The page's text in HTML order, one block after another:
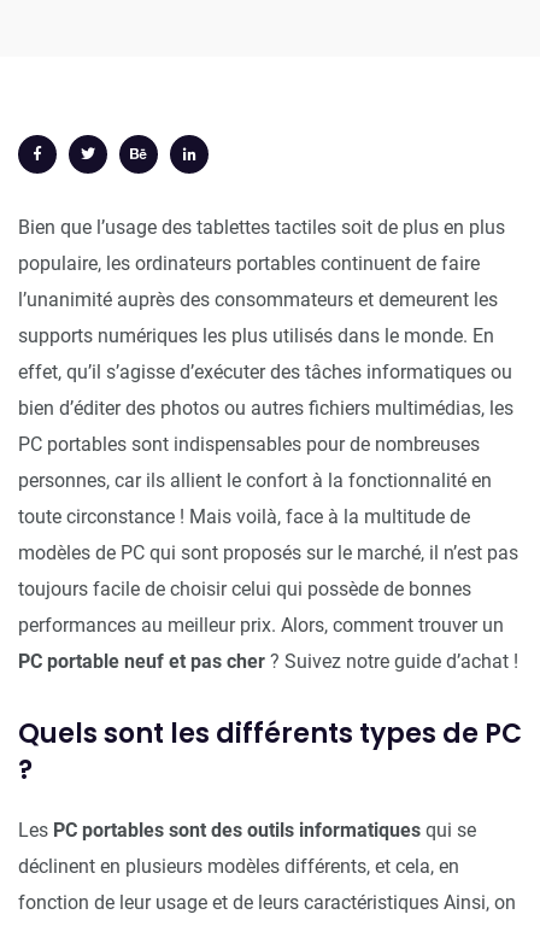
Bien que l’usage des tablettes tactiles soit de plus en plus
populaire, les ordinateurs portables continuent de faire
l’unanimité auprès des consommateurs et demeurent les
supports numériques les plus utilisés dans le monde. En
effet, qu’il s’agisse d’exécuter des tâches informatiques ou
bien d’éditer des photos ou autres fichiers multimédias, les
PC portables sont indispensables pour de nombreuses
personnes, car ils allient le confort à la fonctionnalité en
toute circonstance ! Mais voilà, face à la multitude de
modèles de PC qui sont proposés sur le marché, il n’est pas
toujours facile de choisir celui qui possède de bonnes
performances au meilleur prix. Alors, comment trouver un
PC portable neuf et pas cher ? Suivez notre guide d’achat !
Quels sont les différents types de PC
?
Les PC portables sont des outils informatiques qui se
déclinent en plusieurs modèles différents, et cela, en
fonction de leur usage et de leurs caractéristiques Ainsi, on